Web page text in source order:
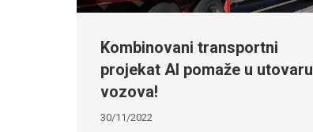
Kombinovani transportni
projekat AI pomaže u utovaru
vozova!
30/11/2022